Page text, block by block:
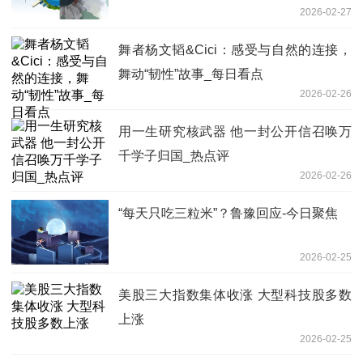
2026-02-27
舞者杨文韬&Cici：感受与自然的连接，
舞动“韧性”故事_每日看点
2026-02-26
用一生研究核武器 他一封公开信召唤万
千学子归国_热点评
2026-02-26
“每天只吃三粒米”？鲁豫回应-今日聚焦
2026-02-25
美股三大指数集体收涨 大型科技股多数
上涨
2026-02-25